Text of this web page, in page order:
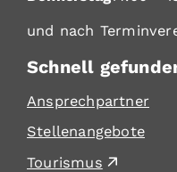
und nach
Schnell
Ansprechpartner
Stellenangebote
Tourismus